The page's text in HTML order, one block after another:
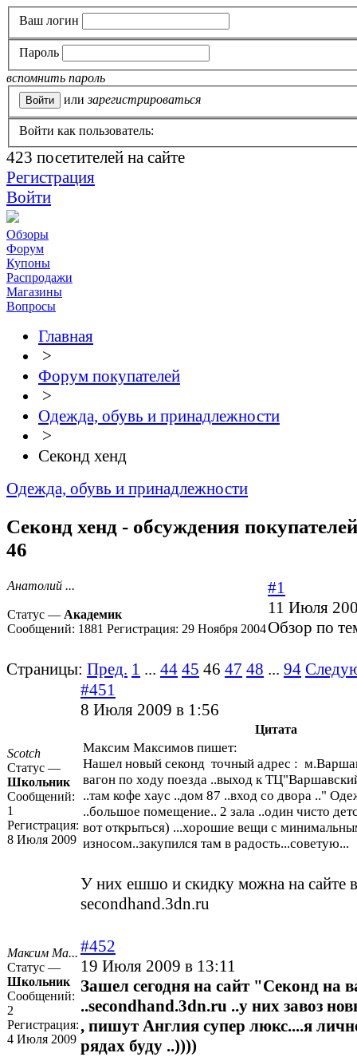
Ваш логин
Пароль
вспомнить пароль
или зарегистрироваться
Войти как пользователь:
423 посетителей на сайте
Регистрация
Войти
Обзоры
Форум
Купоны
Распродажи
Магазины
Вопросы
Главная
>
Форум покупателей
>
Одежда, обувь и принадлежности
>
Секонд хенд
Одежда, обувь и принадлежности
Секонд хенд - обсуждения
46
Анатолий ...
Статус — Академик
Сообщений: 1881 Регистрация: 29 Ноября 2004
#1
11 Июля
Обзор по
Страницы: Пред. 1 ... 44 45 46 47 48 ... 94
Scotch
Статус —
Школьник
Сообщений:
1
Регистрация:
8 Июля 2009
#451
8 Июля 2009 в 1:56
Цитата
Максим Максимов пишет:
Нашел новый секонд точный адрес :
вагон по ходу поезда ..выход к
..там кофе хаус ..дом 87 ..вход со двора .."
..большое помещение.. 2 зала ..один чисто
вот открыться) ...хорошие вещи с
износом..закупился там в радость...советую...
У них ешшо и скидку можна на сайте
secondhand.3dn.ru
Максим Ма...
Статус —
Школьник
Сообщений:
2
Регистрация:
4 Июля 2009
#452
19 Июля 2009 в 13:11
Зашел сегодня на сайт "Секонд на
..secondhand.3dn.ru ..у них завоз
, пишут Англия супер люкс....я
рядах буду ..))))